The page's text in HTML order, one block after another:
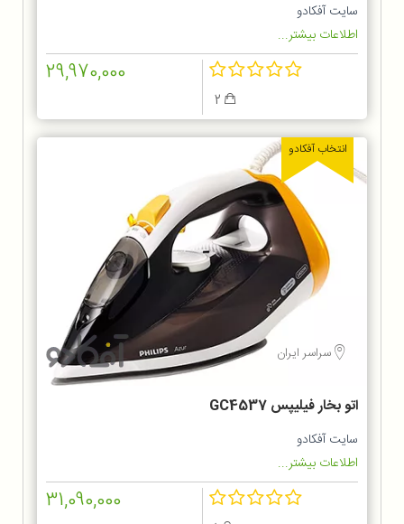
سایت آفکادو
اطلاعات بیشتر...
29,970,000
انتخاب آفکادو
سراسر ایران
اتو بخار فیلیپس GC4537
سایت آفکادو
اطلاعات بیشتر...
31,090,000